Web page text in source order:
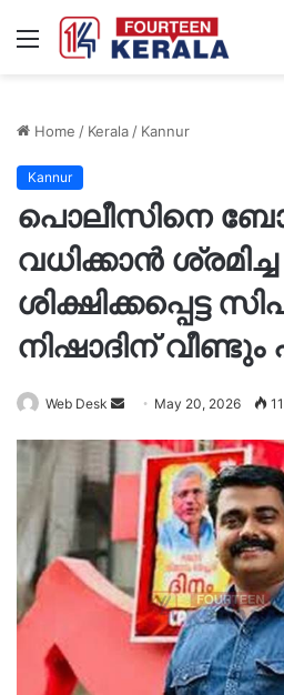
Menu
Home / Kerala/ Kannur
Kannur
പൊലീസിനെ
വധിക്കാൻ
ശിക്ഷിക്കപ്പെട്ട
നിഷാദിന്
Web Desk
Send
email
May 20, 2026 11